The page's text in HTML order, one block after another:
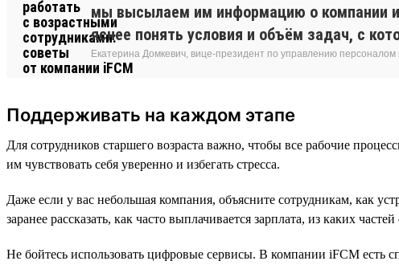
мы высылаем им информацию о компании
яснее понять условия и объём задач, с
Екатерина Домкевич, вице-президент по управлению персоналом
Поддерживать на каждом этапе
Для сотрудников старшего возраста важно, чтобы все рабочие
им чувствовать себя уверенно и избегать стресса.
Даже если у вас небольшая компания, объясните сотрудникам, как
заранее рассказать, как часто выплачивается зарплата, из каких
Не бойтесь использовать цифровые сервисы. В компании iFCM есть